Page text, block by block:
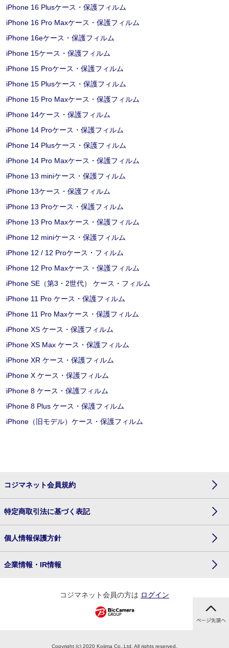
iPhone 16 Plusケース・保護フィルム
iPhone 16 Pro Maxケース・保護フィルム
iPhone 16eケース・保護フィルム
iPhone 15ケース・保護フィルム
iPhone 15 Proケース・保護フィルム
iPhone 15 Plusケース・保護フィルム
iPhone 15 Pro Maxケース・保護フィルム
iPhone 14ケース・保護フィルム
iPhone 14 Proケース・保護フィルム
iPhone 14 Plusケース・保護フィルム
iPhone 14 Pro Maxケース・保護フィルム
iPhone 13 miniケース・保護フィルム
iPhone 13ケース・保護フィルム
iPhone 13 Proケース・保護フィルム
iPhone 13 Pro Maxケース・保護フィルム
iPhone 12 miniケース・保護フィルム
iPhone 12 / 12 Proケース・フィルム
iPhone 12 Pro Maxケース・保護フィルム
iPhone SE（第3・2世代） ケース・フィルム
iPhone 11 Pro ケース・保護フィルム
iPhone 11 Pro Maxケース・保護フィルム
iPhone XS ケース・保護フィルム
iPhone XS Max ケース・保護フィルム
iPhone XR ケース・保護フィルム
iPhone X ケース・保護フィルム
iPhone 8 ケース・保護フィルム
iPhone 8 Plus ケース・保護フィルム
iPhone（旧モデル）ケース・保護フィルム
コジマネット会員規約
特定商取引法に基づく表記
個人情報保護方針
企業情報・IR情報
コジマネット会員の方は ログイン
Copyright (c) 2020 Kojima Co.,Ltd. All rights reserved.